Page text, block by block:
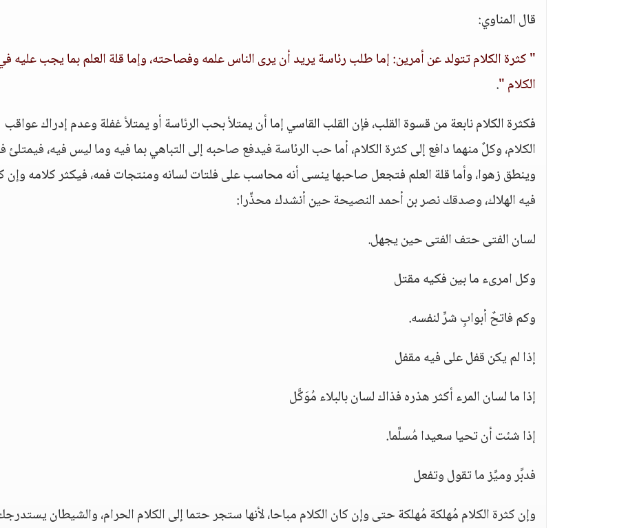
قال المناوي:
" كثرة الكلام تتولد عن أمرين: إما طلب رئاسة يريد أن يرى الناس علمه وفصاحته، وإما قلة العلم بما يجب عليه
الكلام ".
فكثرة الكلام نابعة من قسوة القلب، فإن القلب القاسي إما أن يمتلأ بحب الرئاسة أو يمتلأ غفلة وعدم إدراك عواقب
الكلام، وكلٌ منهما دافع إلى كثرة الكلام، أما حب الرئاسة فيدفع صاحبه إلى التباهي بما فيه وما ليس فيه، فيمتلئ
وينطق زهوا، وأما قلة العلم فتجعل صاحبها ينسى أنه محاسب على فلتات لسانه ومنتجات فمه، فيكثر كلامه وإن
فيه الهلاك، وصدقك نصر بن أحمد النصيحة حين أنشدك محذِّرا:
لسان الفتى حتف الفتى حين يجهل.
وكل امرىء ما بين فكيه مقتل
وكم فاتحٌ أبوابِ شرٍّ لنفسه.
إذا لم يكن قفل على فيه مقفل
إذا ما لسان المرء أكثر هذره فذاك لسان بالبلاء مُوَكَّل
إذا شئت أن تحيا سعيدا مُسلَّما.
فدبِّر وميِّز ما تقول وتفعل
وإن كثرة الكلام مُهلكة مُهلكة حتى وإن كان الكلام مباحا، لأنها ستجر حتما إلى الكلام الحرام، والشيطان